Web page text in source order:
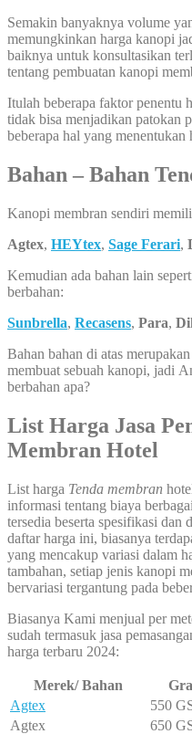
Semakin banyaknya volume
memungkinkan harga kanopi
baiknya untuk konsultasikan
tentang pembuatan kanopi
Itulah beberapa faktor penentu
tidak bisa menjadikan patokan
beberapa hal yang
Bahan – Bahan
Kanopi membran sendiri
Agtex, HEYtex, Sage Ferari,
Kemudian ada bahan lain
berbahan:
Sunbrella, Recasens, Para,
Bahan bahan di atas
membuat sebuah kanopi, jadi
berbahan apa?
List Harga Jasa
Membran Hotel
List harga Tenda membran
informasi tentang biaya
tersedia beserta spesifikasi dan
daftar harga ini, biasanya
yang mencakup variasi dalam
tambahan, setiap jenis kanopi
bervariasi tergantung pada
Biasanya Kami menjual per
sudah termasuk jasa
harga terbaru 2024:
Merek/ Bahan
Agtex
550
Agtex
650